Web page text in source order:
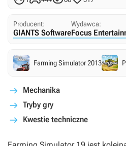
Producent:
GIANTS Software
Wydawca:
Focus
Farming Simulator 2013
Mechanika
Tryby gry
Kwestie techniczne